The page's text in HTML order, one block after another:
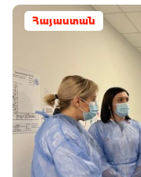
Հայաստան